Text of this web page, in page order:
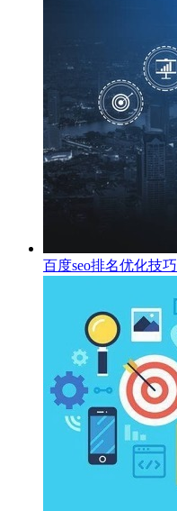
百度seo排名优化技巧